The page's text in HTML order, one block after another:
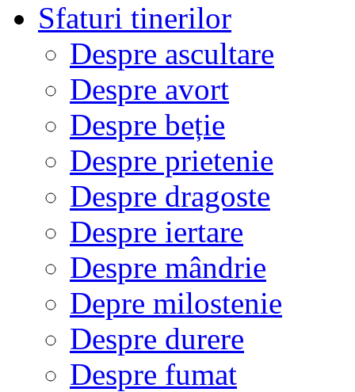
Sfaturi tinerilor
Despre ascultare
Despre avort
Despre beție
Despre prietenie
Despre dragoste
Despre iertare
Despre mândrie
Depre milostenie
Despre durere
Despre fumat